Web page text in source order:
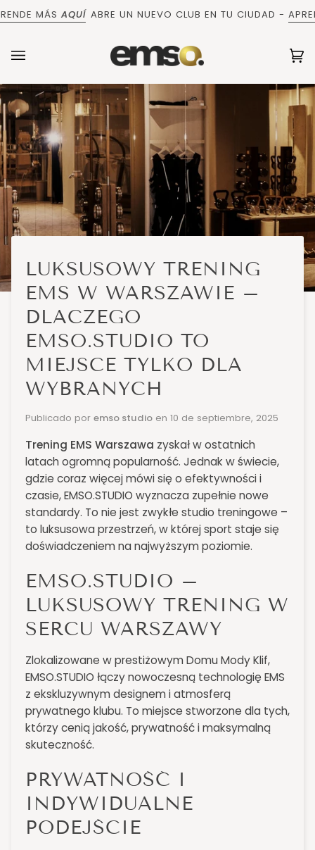
directamente
contenido
MÁSAQUÍ ABRE UN NUEVO CLUB EN TU CIUDAD -APRENDE
LUKSUSOWY TRENING
EMS W WARSZAWIE –
DLACZEGO
EMSO.STUDIO TO
MIEJSCE TYLKO DLA
WYBRANYCH
Publicado por emso studio en 10 de septiembre, 2025
Trening EMS Warszawa zyskał w ostatnich
latach ogromną popularność. Jednak w świecie,
gdzie coraz więcej mówi się o efektywności i
czasie, EMSO.STUDIO wyznacza zupełnie nowe
standardy. To nie jest zwykłe studio treningowe –
to luksusowa przestrzeń, w której sport staje się
doświadczeniem na najwyższym poziomie.
EMSO.STUDIO –
LUKSUSOWY TRENING W
SERCU WARSZAWY
Zlokalizowane w prestiżowym Domu Mody Klif,
EMSO.STUDIO łączy nowoczesną technologię EMS
z ekskluzywnym designem i atmosferą
prywatnego klubu. To miejsce stworzone dla tych,
którzy cenią jakość, prywatność i maksymalną
skuteczność.
PRYWATNOŚĆ I
INDYWIDUALNE
PODEJŚCIE